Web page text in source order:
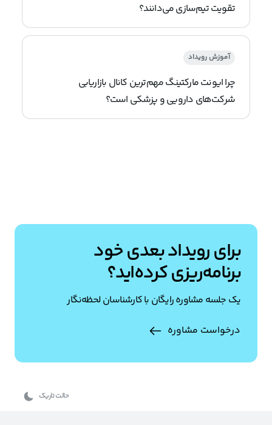
تقویت تیم‌سازی می‌دانند؟
آموزش رویداد
چرا ایونت مارکتینگ مهم‌ترین کانال بازاریابی
شرکت‌های دارویی و پزشکی است؟
برای رویداد بعدی خود
برنامه‌ریزی کرده‌اید؟
یک جلسه مشاوره رایگان با کارشناسان لحظه‌نگار
درخواست مشاوره
حالت تاریک